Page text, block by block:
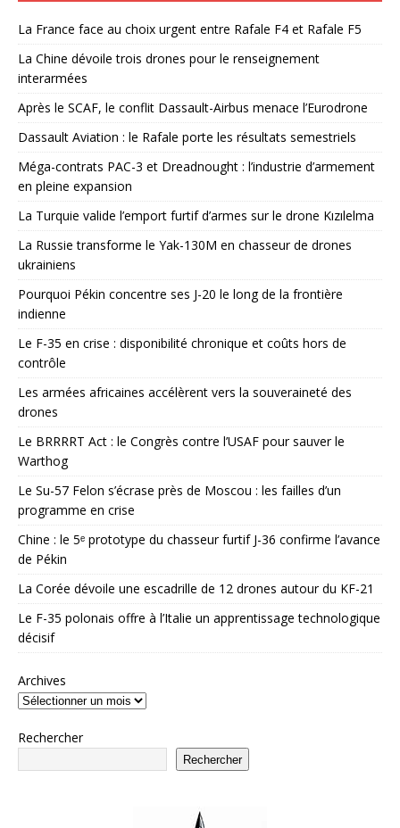
La France face au choix urgent entre Rafale F4 et Rafale F5
La Chine dévoile trois drones pour le renseignement
interarmées
Après le SCAF, le conflit Dassault-Airbus menace l’Eurodrone
Dassault Aviation : le Rafale porte les résultats semestriels
Méga-contrats PAC-3 et Dreadnought : l’industrie d’armement
en pleine expansion
La Turquie valide l’emport furtif d’armes sur le drone Kızılelma
La Russie transforme le Yak-130M en chasseur de drones
ukrainiens
Pourquoi Pékin concentre ses J-20 le long de la frontière
indienne
Le F-35 en crise : disponibilité chronique et coûts hors de
contrôle
Les armées africaines accélèrent vers la souveraineté des
drones
Le BRRRRT Act : le Congrès contre l’USAF pour sauver le
Warthog
Le Su-57 Felon s’écrase près de Moscou : les failles d’un
programme en crise
Chine : le 5ᵉ prototype du chasseur furtif J-36 confirme l’avance
de Pékin
La Corée dévoile une escadrille de 12 drones autour du KF-21
Le F-35 polonais offre à l’Italie un apprentissage technologique
décisif
Archives
Rechercher
Rechercher